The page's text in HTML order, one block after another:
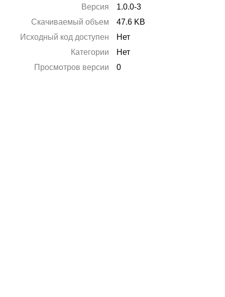
Версия
1.0.0-3
Скачиваемый объем
47.6 KB
Исходный код доступен
Нет
Категории
Нет
Просмотров версии
0